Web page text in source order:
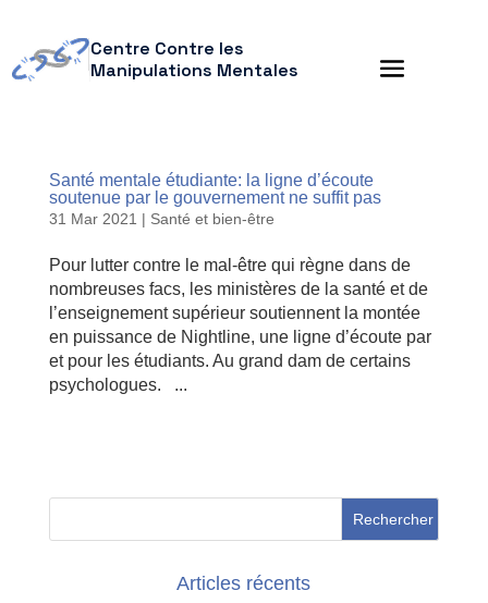
Centre Contre les
Manipulations Mentales
Santé mentale étudiante: la ligne d’écoute
soutenue par le gouvernement ne suffit pas
31 Mar 2021 | Santé et bien-être
Pour lutter contre le mal-être qui règne dans de
nombreuses facs, les ministères de la santé et de
l’enseignement supérieur soutiennent la montée
en puissance de Nightline, une ligne d’écoute par
et pour les étudiants. Au grand dam de certains
psychologues. ...
Articles récents